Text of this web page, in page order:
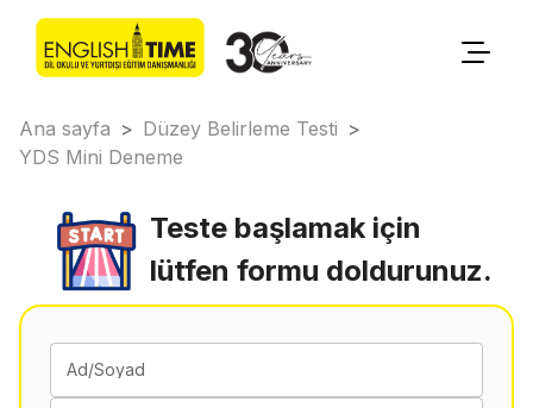
Ana sayfa > Düzey Belirleme Testi >
YDS Mini Deneme
Teste başlamak için
lütfen formu doldurunuz.
Ad/Soyad